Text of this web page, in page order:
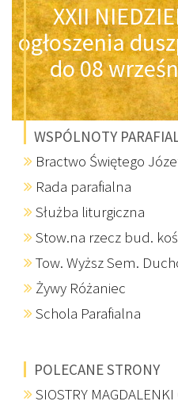
XXII
ogłoszenia
do 08
WSPÓLNOTY
Bractwo Świętego
Rada parafialna
Służba liturgiczna
Stow.na rzecz bud.
Tow. Wyższ Sem.
Żywy Różaniec
Schola Parafialna
POLECANE STRONY
SIOSTRY